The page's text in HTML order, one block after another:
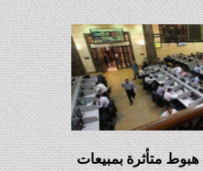
متأثرة بمبيعات